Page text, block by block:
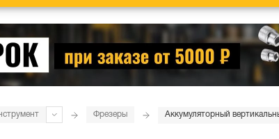
Фрезеры